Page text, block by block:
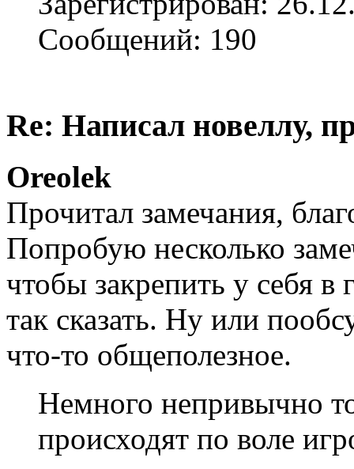
Сообщений: 190
Re: Написал новеллу,
Oreolek
Прочитал замечания,
Попробую несколько
чтобы закрепить у себя
так сказать. Ну или
что-то общеполезное.
Немного непривычно
происходят по воле